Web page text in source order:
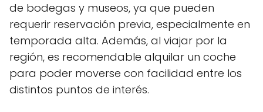
de bodegas y museos, ya que pueden
requerir reservación previa, especialmente en
temporada alta. Además, al viajar por la
región, es recomendable alquilar un coche
para poder moverse con facilidad entre los
distintos puntos de interés.